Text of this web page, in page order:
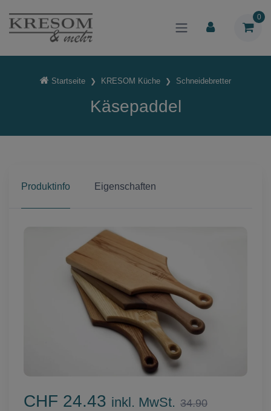
0
Startseite KRESOM Küche Schneidebretter
Käsepaddel
Produktinfo Eigenschaften
CHF 24.43 inkl. MwSt. 34.90